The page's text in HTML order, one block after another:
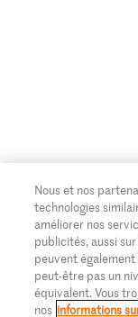
Nous et nos
technologies
améliorer nos
publicités, aussi
peuvent
peut-être pas un
équivalent. Vous
nos informations